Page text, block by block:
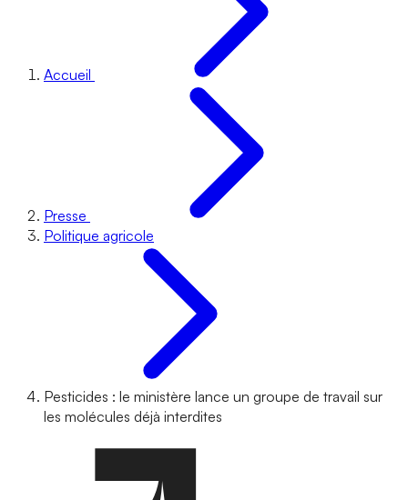
Accueil
Presse
Politique agricole
Pesticides : le ministère lance un groupe de travail sur
les molécules déjà interdites